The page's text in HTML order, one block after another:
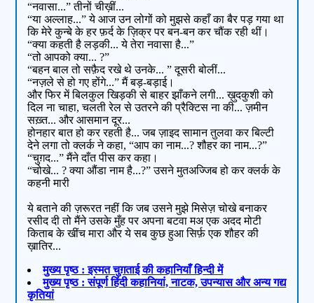
“नवासा...” तीनों चीख़ीं...
“या अल्लाह...” ये आज उन लोगों को मुझसे कहाँ का बैर पड़ गया था
कि मेरे कुन्बे के हर फ़र्द के ज़िक्र पर बन-बन कर चौंक रही थीं।
“क्या कहती है लड़की... ये तेरा नवासा है...”
“तो आपको क्या... ?”
“बहन बाल तो सफ़ैद रखे थे उनके... ” दूसरी बोलीं...
“नज़ले से हो गए होंगे...” मैं बड़-बड़ाई।
और फिर में बिलकुल खिड़की से बाहर झाँकने लगी... ख़ुदकुशी को
दिल ना चाहा, चलती रेल से उतरने की प्रैक्टिस ना की... ज़मीन
सख़्त... और आसमान दूर...
होनहार बात हो कर रहती है... जब ज़ाइद सामान तुलवा कर बिल्टी
देने लगा तो क्लर्क ने कहा, “आप का नाम...? शौहर का नाम...?”
“चुग़द...” मैंने दाँत पीस कर कहा।
“चोखे... ? क्या औंडा नाम है...?” उसने मुतअज्जिब हो कर क्लर्क के
कहनी मारी
ये बताने की ज़रूरत नहीं कि जब उसने मुझे मिसेज़ चोखे बनाकर
रसीद दी तो मैंने उसके मुँह पर अपना बटवा मअ एक अदद मोटी
किताब के खींच मारा और ये सब कुछ हुआ सिर्फ़ एक शौहर की
ख़ातिर...
मुख्य पृष्ठ : इस्मत चुग़ताई की कहानियाँ हिन्दी में
मुख्य पृष्ठ : संपूर्ण हिंदी कहानियां, नाटक, उपन्यास और अन्य गद्य
कृतियां